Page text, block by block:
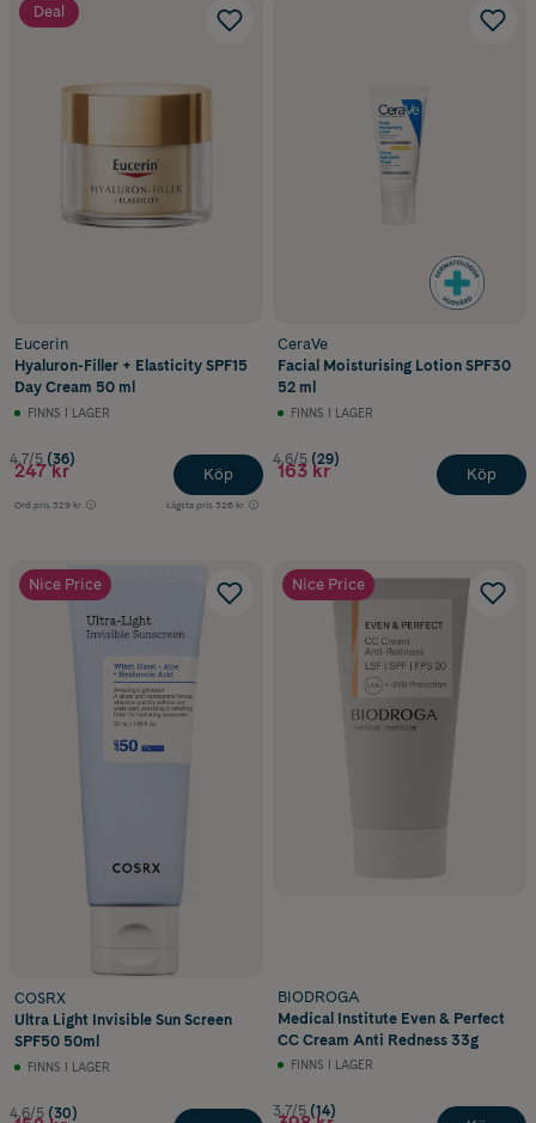
Deal
Eucerin
Hyaluron-Filler + Elasticity SPF15
Day Cream 50 ml
FINNS I LAGER
4.7/5 (36)
247 kr
Ord.pris 329 kr Lägsta pris 326 kr
Köp
CeraVe
Facial Moisturising Lotion SPF30
52 ml
FINNS I LAGER
4.6/5 (29)
163 kr Köp
Nice Price
COSRX
Ultra Light Invisible Sun Screen
SPF50 50ml
FINNS I LAGER
4.6/5 (30)
Nice Price
BIODROGA
Medical Institute Even & Perfect
CC Cream Anti Redness 33g
FINNS I LAGER
3.7/5 (14)